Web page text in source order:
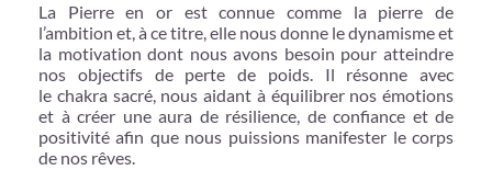
La Pierre en or est connue comme la pierre de
l’ambition et, à ce titre, elle nous donne le dynamisme et
la motivation dont nous avons besoin pour atteindre
nos objectifs de perte de poids. Il résonne avec
le chakra sacré, nous aidant à équilibrer nos émotions
et à créer une aura de résilience, de confiance et de
positivité afin que nous puissions manifester le corps
de nos rêves.